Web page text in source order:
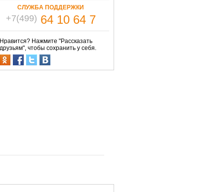
СЛУЖБА ПОДДЕРЖКИ
+7(499) 64 10 64 7
Нравится? Нажмите "Рассказать
друзьям", чтобы сохранить у себя.